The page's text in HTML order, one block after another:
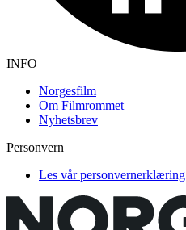
INFO
Norgesfilm
Om Filmrommet
Nyhetsbrev
Personvern
Les vår personvernerklæring